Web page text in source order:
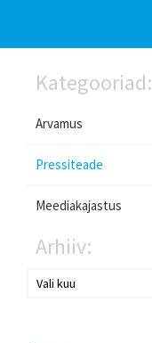
Kategooriad:
Arvamus
Pressiteade
Meediakajastus
Arhiiv: